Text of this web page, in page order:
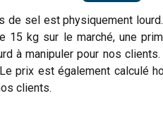
de sel est physiquement
15 kg sur le marché, une
à manipuler pour nos clients.
prix est également calculé
clients.